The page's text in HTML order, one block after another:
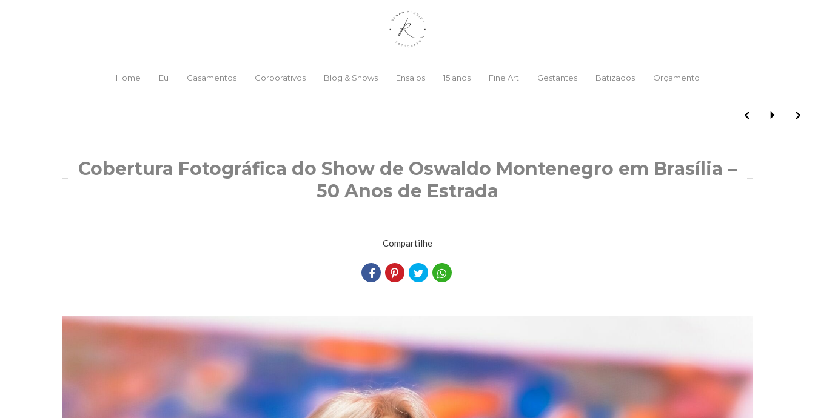
Home Eu Casamentos Corporativos Blog & Shows Ensaios 15 anos Fine Art Gestantes Batizados Orçamento
Cobertura Fotográfica do Show de Oswaldo Montenegro em Brasília –
50 Anos de Estrada
Compartilhe